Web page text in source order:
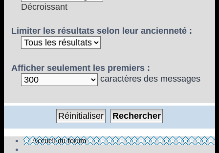
Décroissant
Limiter les résultats selon leur ancienneté :
Afficher seulement les premiers :
caractères des messages
Accueil du forum